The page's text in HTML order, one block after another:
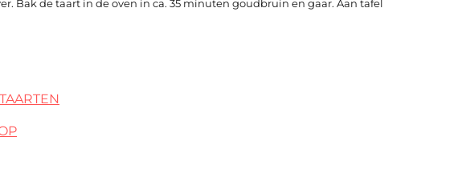
Bak de taart in de oven in ca. 35 minuten goudbruin en gaar. Aan tafel